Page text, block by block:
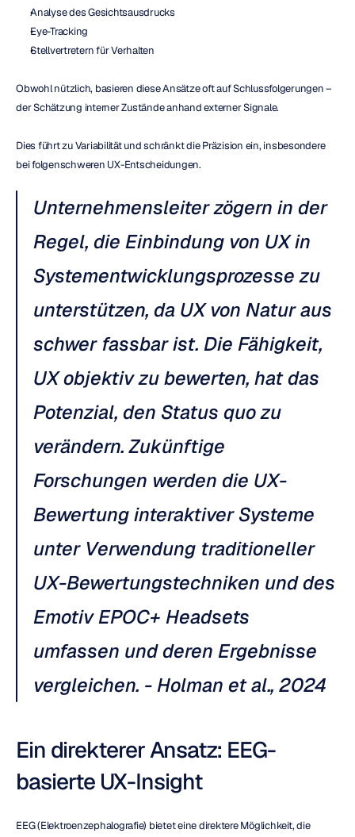
Analyse des Gesichtsausdrucks
Eye-Tracking
Stellvertretern für Verhalten
Obwohl nützlich, basieren diese Ansätze oft auf Schlussfolgerungen –
der Schätzung interner Zustände anhand externer Signale.
Dies führt zu Variabilität und schränkt die Präzision ein, insbesondere
bei folgenschweren UX-Entscheidungen.
Unternehmensleiter zögern in der
Regel, die Einbindung von UX in
Systementwicklungsprozesse zu
unterstützen, da UX von Natur aus
schwer fassbar ist. Die Fähigkeit,
UX objektiv zu bewerten, hat das
Potenzial, den Status quo zu
verändern. Zukünftige
Forschungen werden die UX-
Bewertung interaktiver Systeme
unter Verwendung traditioneller
UX-Bewertungstechniken und des
Emotiv EPOC+ Headsets
umfassen und deren Ergebnisse
vergleichen. - Holman et al., 2024
Ein direkterer Ansatz: EEG-
basierte UX-Insight
EEG (Elektroenzephalografie) bietet eine direktere Möglichkeit, die